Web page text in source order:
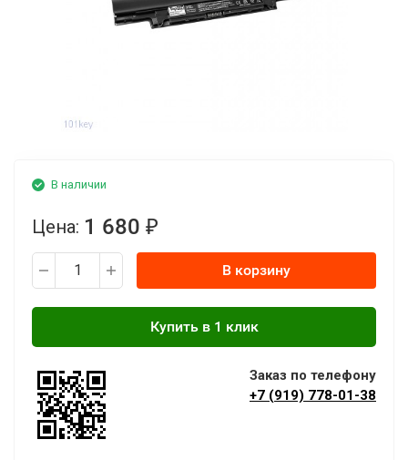
В наличии
Цена: 1 680 ₽
В корзину
Заказ по телефону
+7 (919) 778-01-38